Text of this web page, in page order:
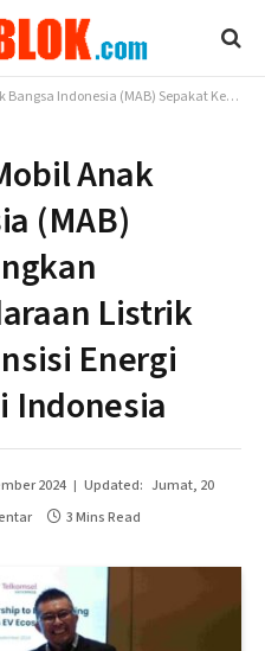
Ekosistem Kendaraan Listrik (EV), Dorong Transisi Energi Berkelanjutan di Indonesia
Anak
(MAB)
Listrik
Energi
Indonesia
2024 Updated: Jumat, 20
3 Mins Read